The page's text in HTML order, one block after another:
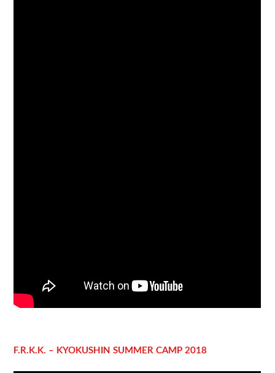
F.R.K.K. – KYOKUSHIN SUMMER CAMP 2018